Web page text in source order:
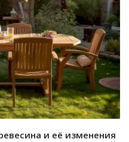
и её изменения